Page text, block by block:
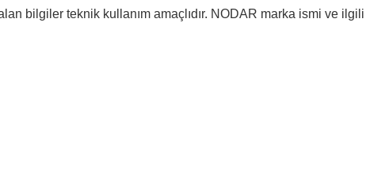
bilgiler teknik kullanım amaçlıdır. NODAR marka ismi ve ilgili